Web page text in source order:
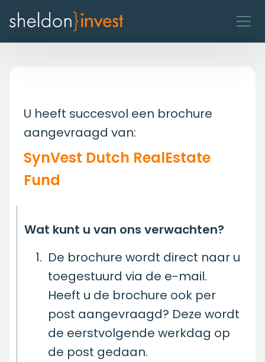
U heeft succesvol een brochure
aangevraagd van:
SynVest Dutch RealEstate
Fund
Wat kunt u van ons verwachten?
De brochure wordt direct naar u
toegestuurd via de e-mail.
Heeft u de brochure ook per
post aangevraagd? Deze wordt
de eerstvolgende werkdag op
de post gedaan.